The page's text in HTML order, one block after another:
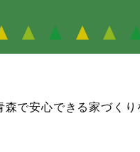
森で安心できる家づく